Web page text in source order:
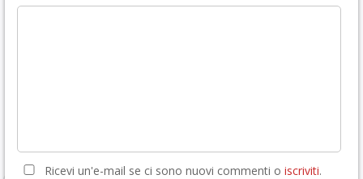
Ricevi un'e-mail se ci sono nuovi commenti o iscriviti.